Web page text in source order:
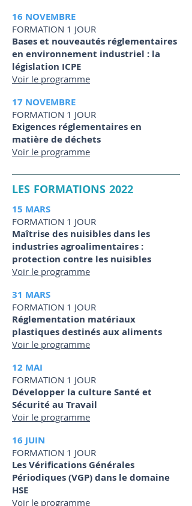
16 NOVEMBRE
FORMATION 1 JOUR
Bases et nouveautés réglementaires
en environnement industriel : la
législation ICPE
Voir le programme
17 NOVEMBRE
FORMATION 1 JOUR
Exigences réglementaires en
matière de déchets
Voir le programme
LES FORMATIONS 2022
15 MARS
FORMATION 1 JOUR
Maîtrise des nuisibles dans les
industries agroalimentaires :
protection contre les nuisibles
Voir le programme
31 MARS
FORMATION 1 JOUR
Réglementation matériaux
plastiques destinés aux aliments
Voir le programme
12 MAI
FORMATION 1 JOUR
Développer la culture Santé et
Sécurité au Travail
Voir le programme
16 JUIN
FORMATION 1 JOUR
Les Vérifications Générales
Périodiques (VGP) dans le domaine
HSE
Voir le programme